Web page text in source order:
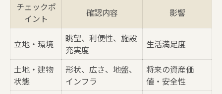
チェックポ
イント
確認内容 影響
立地・環境
眺望、利便性、施設
充実度
生活満足度
土地・建物
状態
形状、広さ、地盤、
インフラ
将来の資産価
値・安全性